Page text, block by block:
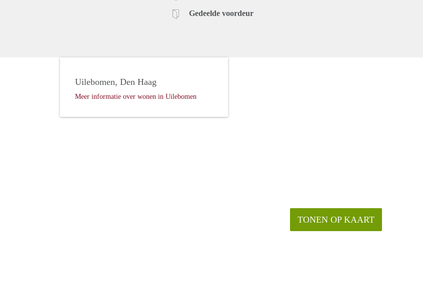
Gedeelde voordeur
TONEN OP KAART
Uilebomen, Den Haag
Meer informatie over wonen in Uilebomen